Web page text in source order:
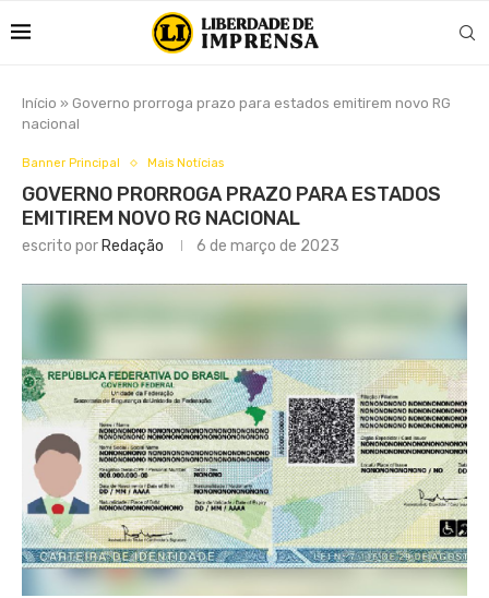
Início » Governo prorroga prazo para estados emitirem novo RG
nacional
Banner Principal Mais Notícias
GOVERNO PRORROGA PRAZO PARA ESTADOS
EMITIREM NOVO RG NACIONAL
escrito por Redação 6 de março de 2023